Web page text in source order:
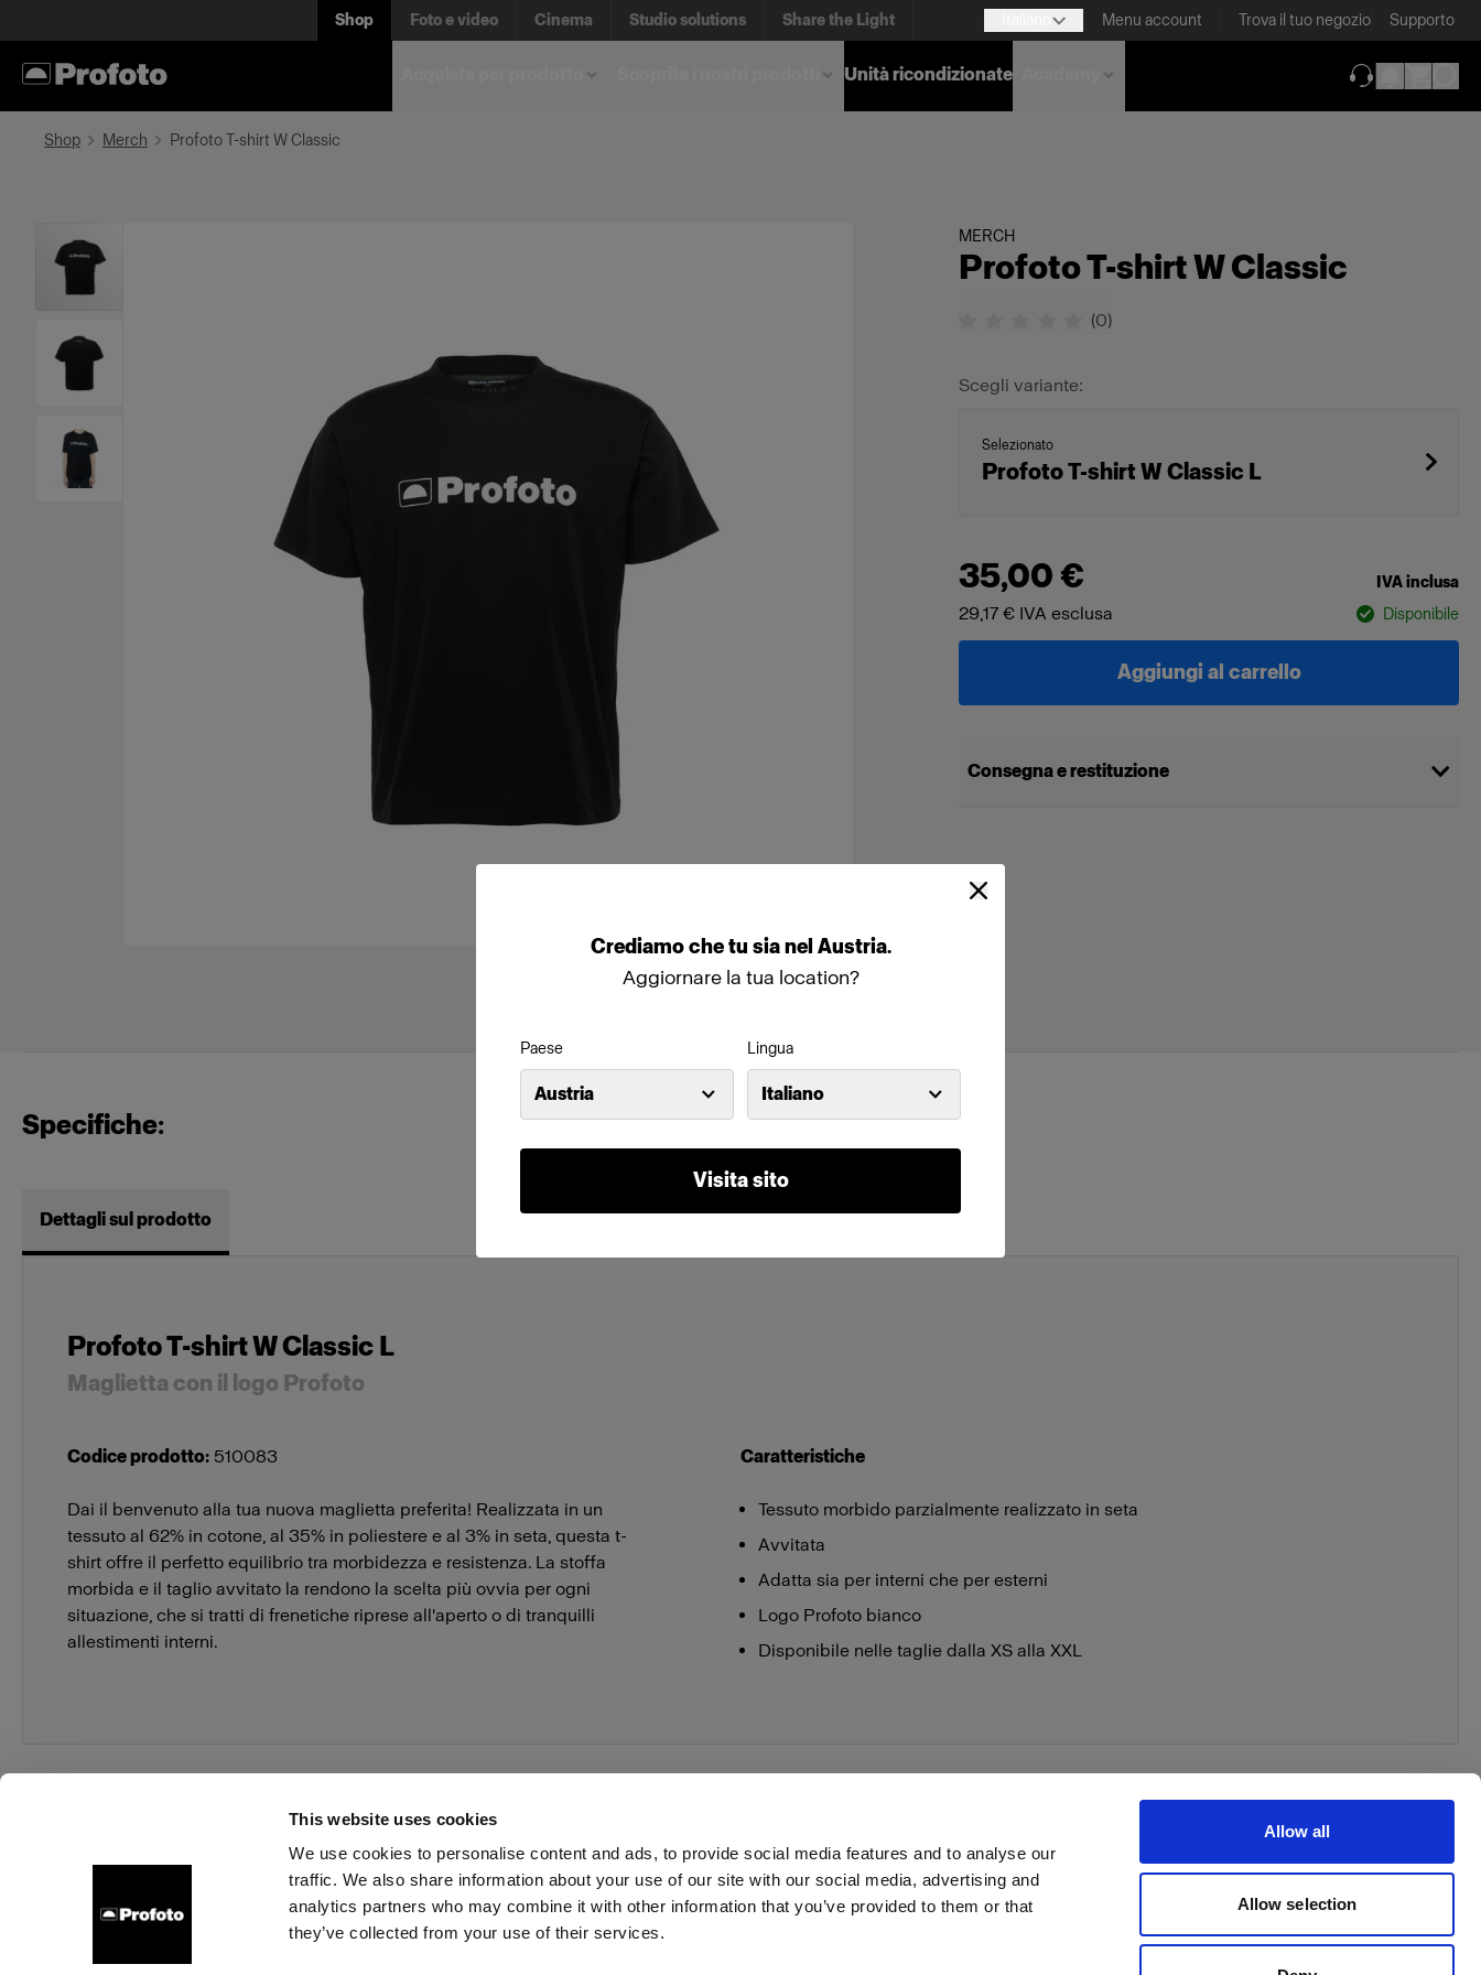
This website uses cookies
We use cookies to personalise content and ads, to provide social media features and to analyse our
traffic. We also share information about your use of our site with our social media, advertising and
analytics partners who may combine it with other information that you’ve provided to them or that
they’ve collected from your use of their services.
Allow all
Allow selection
Crediamochetu sianel Austria.
Aggiornare la tua location?
Paese
Austria
Lingua
Italiano
Visita sito
Shop Foto e video Cinema Studio solutions Share the Light Menu account Trova il tuo negozio Supporto
Unità ricondizionate
Shop Merch Profoto T-shirt W Classic
MERCH
Profoto T-shirt W Classic
(0)
Scegli variante:
Selezionato
Profoto T-shirt W Classic L
35,00 € IVA inclusa
29,17 € IVA esclusa Disponibile
Aggiungi al carrello
Consegna e restituzione
Specifiche:
Dettagli sul prodotto
Profoto T-shirt W Classic L
Maglietta con il logo Profoto
Codice prodotto: 510083
Dai il benvenuto alla tua nuova maglietta preferita! Realizzata in un
tessuto al 62% in cotone, al 35% in poliestere e al 3% in seta, questa t-
shirt offre il perfetto equilibrio tra morbidezza e resistenza. La stoffa
morbida e il taglio avvitato la rendono la scelta più ovvia per ogni
situazione, che si tratti di frenetiche riprese all'aperto o di tranquilli
allestimenti interni.
Caratteristiche
Tessuto morbido parzialmente realizzato in seta
Avvitata
Adatta sia per interni che per esterni
Logo Profoto bianco
Disponibile nelle taglie dalla XS alla XXL
Chi siamo Contatti Assistenza Opportunità di lavoro Stampa Investitori Share the Light Withdrawal your order